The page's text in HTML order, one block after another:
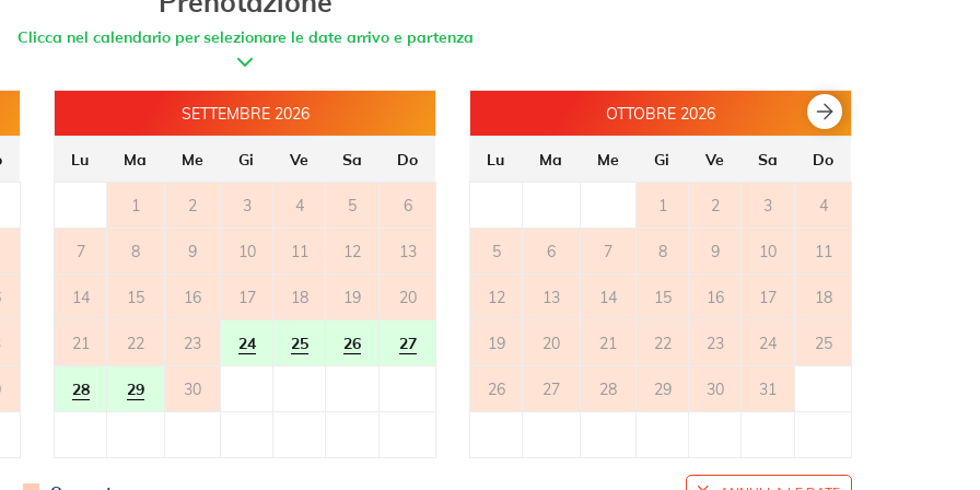
Clicca nel calendario per selezionare le date arrivo e partenza
SETTEMBRE 2026
Lu Ma Me Gi Ve Sa Do
1 2 3 4 5 6
7 8 9 10 11 12 13
14 15 16 17 18 19 20
21 22 23 24 25 26 27
28 29 30
OTTOBRE 2026
Lu Ma Me Gi Ve Sa Do
1 2 3 4
5 6 7 8 9 10 11
12 13 14 15 16 17 18
19 20 21 22 23 24 25
26 27 28 29 30 31